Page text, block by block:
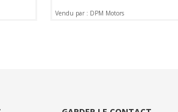
Vendu par : DPM Motors